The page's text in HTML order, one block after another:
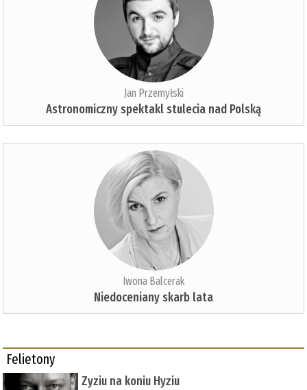
Jan Przemyłski
Astronomiczny spektakl stulecia nad Polską
Iwona Balcerak
Niedoceniany skarb lata
Felietony
Zyziu na koniu Hyziu